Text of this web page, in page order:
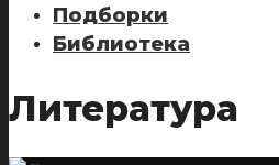
Подборки
Библиотека
Литература